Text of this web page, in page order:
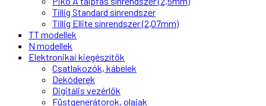
Tillig Standard sínrendszer
Tillig Ellite sínrendszer (2,07mm)
TT modellek
N modellek
Elektronikai kiegészítők
Csatlakozók, kábelek
Dekóderek
Digitális vezérlők
Füstgenerátorok, olajak